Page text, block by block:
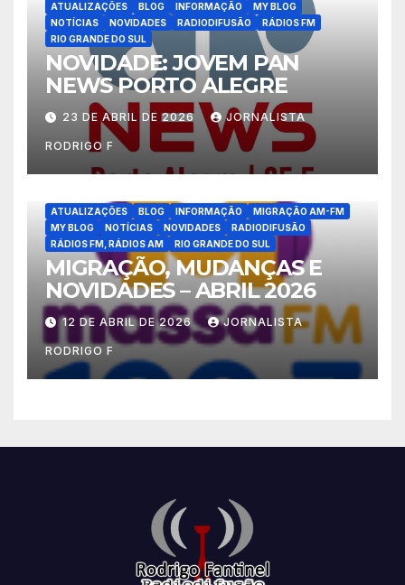
ATUALIZAÇÕES BLOG INFORMAÇÃO
MY BLOG
NOTÍCIAS
NOVIDADES RADIODIFUSÃO
RÁDIOS FM
RIO GRANDE DO SUL
NOVIDADE: JOVEM PAN
NEWS PORTO ALEGRE
23 DE ABRIL DE 2026 JORNALISTA
RODRIGO F
ATUALIZAÇÕES BLOG INFORMAÇÃO
MIGRAÇÃO AM-FM
MY BLOG
NOTÍCIAS NOVIDADES
RADIODIFUSÃO
RÁDIOS FM, RÁDIOS AM
RIO GRANDE DO SUL
MIGRAÇÃO, MUDANÇAS E
NOVIDADES – ABRIL 2026
12 DE ABRIL DE 2026 JORNALISTA
RODRIGO F